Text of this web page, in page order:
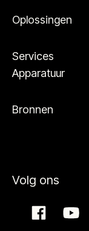
Oplossingen
Services
Apparatuur
Bronnen
Volg ons